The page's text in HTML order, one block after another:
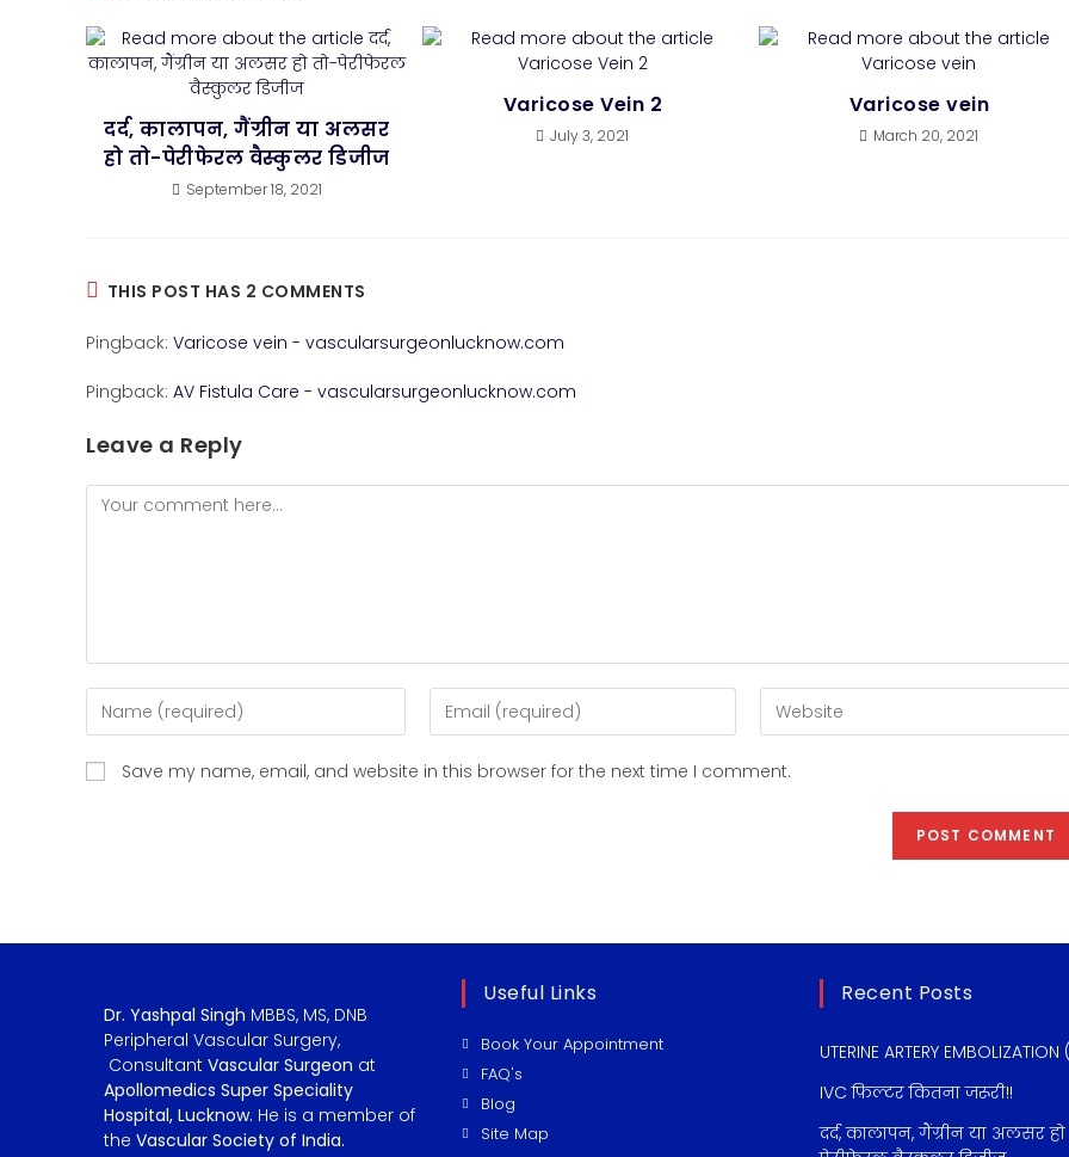
दर्द, कालापन, गैंग्रीन या अलसर
हो तो-पेरीफेरल वैस्कुलर डिजीज
September 18, 2021
Varicose Vein 2
July 3, 2021
Varicose vein
March 20, 2021
THIS POST HAS 2 COMMENTS
Pingback: Varicose vein - vascularsurgeonlucknow.com
Pingback: AV Fistula Care - vascularsurgeonlucknow.com
Leave a Reply
Save my name, email, and website in this browser for the next time I comment.
Dr. Yashpal Singh MBBS, MS, DNB
Peripheral Vascular Surgery,
Consultant Vascular Surgeon at
Apollomedics Super Speciality
Hospital, Lucknow. He is a member of
the Vascular Society of India.
Useful Links
Book Your Appointment
FAQ's
Blog
Site Map
Recent Posts
UTERINE ARTERY
IVC फ़िल्टर कितना जरूरी!!
दर्द, कालापन, गैंग्रीन या अलसर